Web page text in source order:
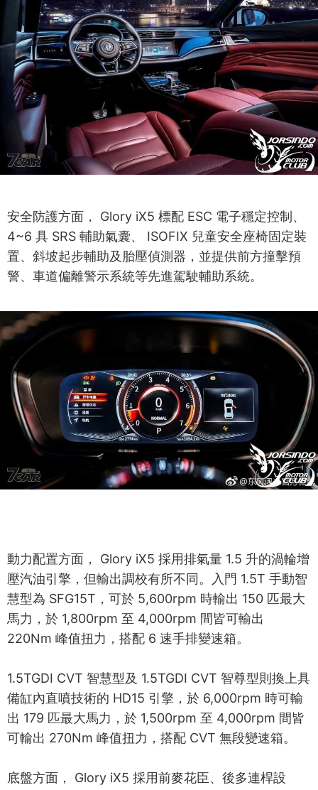
安全防護方面， Glory iX5 標配 ESC 電子穩定控制、
4~6 具 SRS 輔助氣囊、 ISOFIX 兒童安全座椅固定裝
置、斜坡起步輔助及胎壓偵測器，並提供前方撞擊預
警、車道偏離警示系統等先進駕駛輔助系統。
動力配置方面， Glory iX5 採用排氣量 1.5 升的渦輪增
壓汽油引擎，但輸出調校有所不同。入門 1.5T 手動智
慧型為 SFG15T，可於 5,600rpm 時輸出 150 匹最大
馬力，於 1,800rpm 至 4,000rpm 間皆可輸出
220Nm 峰值扭力，搭配 6 速手排變速箱。
1.5TGDI CVT 智慧型及 1.5TGDI CVT 智尊型則換上具
備缸內直噴技術的 HD15 引擎，於 6,000rpm 時可輸
出 179 匹最大馬力，於 1,500rpm 至 4,000rpm 間皆
可輸出 270Nm 峰值扭力，搭配 CVT 無段變速箱。
底盤方面， Glory iX5 採用前麥花臣、後多連桿設